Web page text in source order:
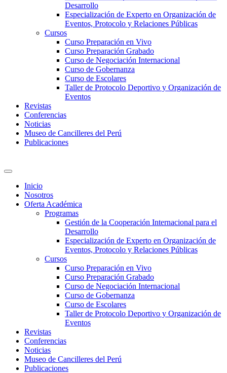
Desarrollo
Especialización de Experto en Organización de
Eventos, Protocolo y Relaciones Públicas
Cursos
Curso Preparación en Vivo
Curso Preparación Grabado
Curso de Negociación Internacional
Curso de Gobernanza
Curso de Escolares
Taller de Protocolo Deportivo y Organización de
Eventos
Revistas
Conferencias
Noticias
Museo de Cancilleres del Perú
Publicaciones
Inicio
Nosotros
Oferta Académica
Programas
Gestión de la Cooperación Internacional para el
Desarrollo
Especialización de Experto en Organización de
Eventos, Protocolo y Relaciones Públicas
Cursos
Curso Preparación en Vivo
Curso Preparación Grabado
Curso de Negociación Internacional
Curso de Gobernanza
Curso de Escolares
Taller de Protocolo Deportivo y Organización de
Eventos
Revistas
Conferencias
Noticias
Museo de Cancilleres del Perú
Publicaciones